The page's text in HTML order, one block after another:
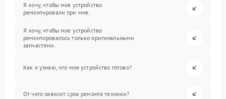
Я хочу, чтобы мое устройство
ремонтировали при мне.
Я хочу, чтобы мое устройство
ремонтировалось только оригинальными
запчастями.
Как я узнаю, что мое устройство готово?
От чего зависит срок ремонта техники?